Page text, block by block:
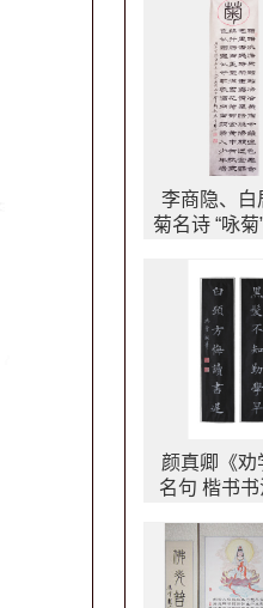
李商隐、白
菊名诗 “咏
颜真卿《劝
名句 楷书
作品图